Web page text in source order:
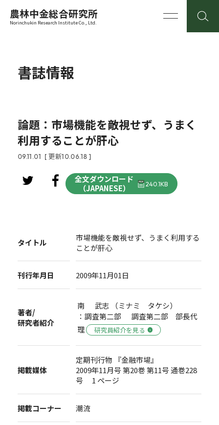
農林中金総合研究所
Norinchukin Research Institute Co., Ltd.
書誌情報
論題：市場機能を敵視せず、うまく
利用することが肝心
09.11.01 [ 更新10.06.18 ]
全文ダウンロード
（JAPANESE）
240.1KB
タイトル
市場機能を敵視せず、うまく利用する
ことが肝心
刊行年月日 2009年11月01日
著者/
研究者紹介
南 武志 （ミナミ タケシ）
：調査第二部 調査第二部 部長代
理
研究員紹介を見る
掲載媒体
定期刊行物 『金融市場』
2009年11月号 第20巻 第11号 通巻228
号 1 ページ
掲載コーナー 潮流